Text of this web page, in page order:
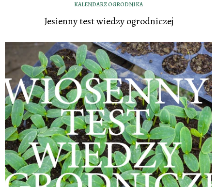
KALENDARZ OGRODNIKA
Jesienny test wiedzy ogrodniczej